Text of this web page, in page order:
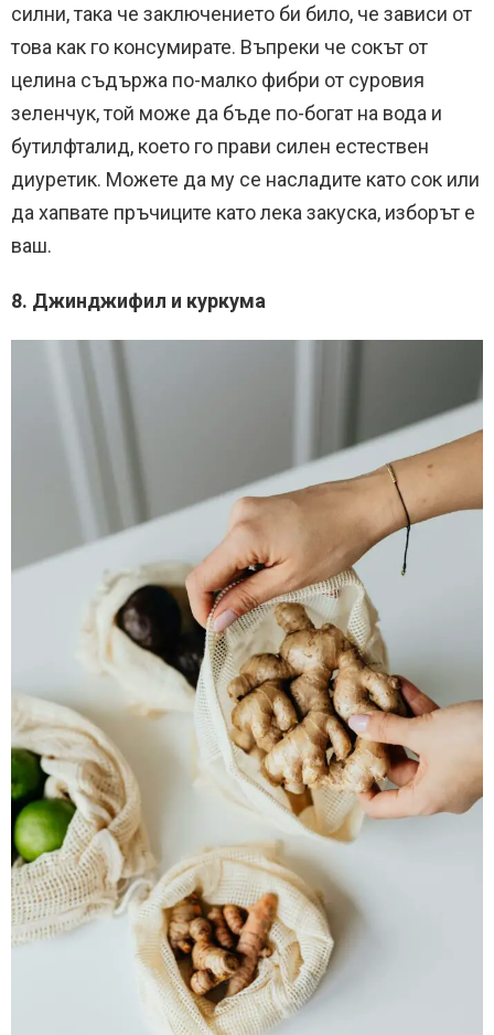
силни, така че заключението би било, че зависи от
това как го консумирате. Въпреки че сокът от
целина съдържа по-малко фибри от суровия
зеленчук, той може да бъде по-богат на вода и
бутилфталид, което го прави силен естествен
диуретик. Можете да му се насладите като сок или
да хапвате пръчиците като лека закуска, изборът е
ваш.
8. Джинджифил и куркума